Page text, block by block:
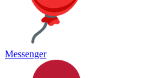
Messenger